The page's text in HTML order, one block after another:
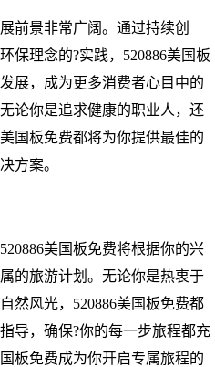
前景非常广阔。通过持续创
保理念的?实践，520886美国板
展，成为更多消费者心目中的
论你是追求健康的职业人，还
国板免费都将为你提供最佳的
方案。
美国板免费将根据你的兴
的旅游计划。无论你是热衷于
然风光，520886美国板免费都
导，确保?你的每一步旅程都充
板免费成为你开启专属旅程的